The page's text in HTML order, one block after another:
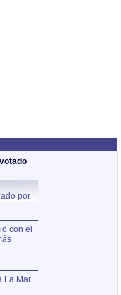
por
con el
La Mar